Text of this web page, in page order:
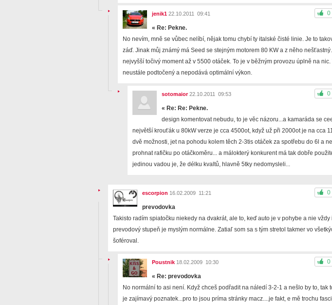
0
jenik1 22.10.2011 09:41
« Re: Pekne.
No nevím, mně se vůbec nelíbí, nějak tomu chybí ty italské čisté linie. Je to
záď. Jinak můj známý má Seed se stejným motorem 80 KW a z něho
nejvyšší točivý moment až v 5500 otáček. To je v běžným provozu úplně na
neustále podtočený a nepodává optimální výkon.
0
sotomaior22.10.2011 09:53
« Re: Re: Pekne.
design komentovat nebudu, to je věc názoru...a kamaráda se
největší krouťák u 80kW verze je cca 4500ot, když už při 2000ot je na cca
dvě možnosti, jet na pohodu kolem těch 2-3tis otáček za spotřebu do 6l a
prohnat rafičku po otáčkoměru... a málokterý konkurent má tak dobře
jedinou vadou je, že délku kvaltů, hlavně 5tky nedomysleli...
0
escorpion 16.02.2009 11:21
prevodovka
Takisto radím spiatočku niekedy na dvakrát, ale to, keď auto je v pohybe a nie
prevodový stupeň je myslým normálne. Zatiaľ som sa s tým stretol takmer vo
šoféroval.
0
Poustnik 18.02.2009 10:30
« Re: prevodovka
No normální to asi není. Když chceš podřadit na náledí 3-2-1 a nešlo by to, tak
je zajímavý poznatek...pro to jsou príma stránky macz....je fakt, e mě trochu